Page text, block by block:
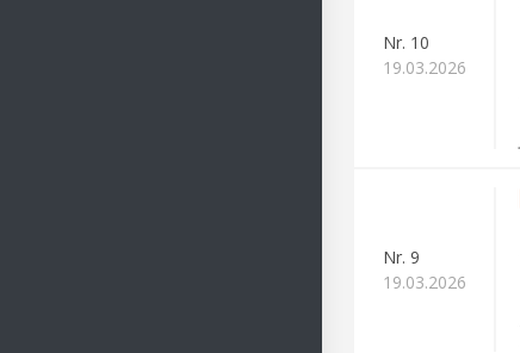
Nr. 10
19.03.2026
Nr. 9
19.03.2026